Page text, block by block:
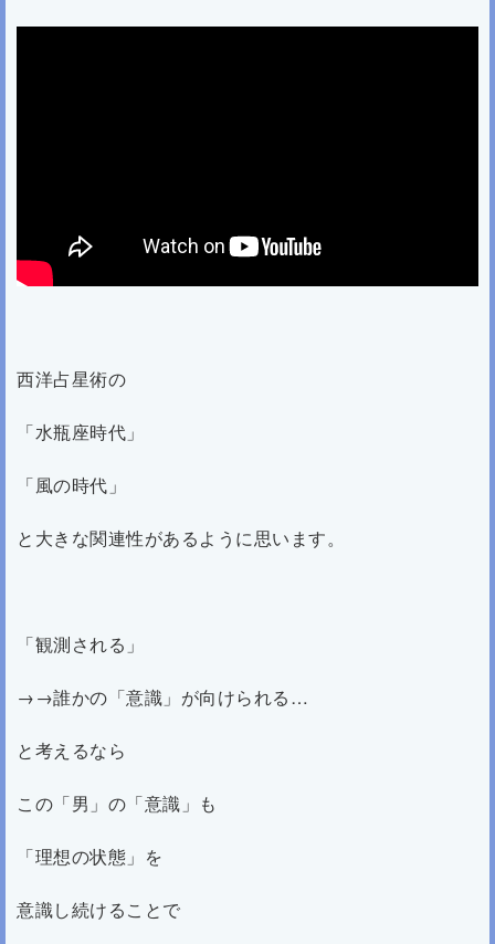
西洋占星術の
「水瓶座時代」
「風の時代」
と大きな関連性があるように思います。
「観測される」
→→誰かの「意識」が向けられる…
と考えるなら
この「男」の「意識」も
「理想の状態」を
意識し続けることで